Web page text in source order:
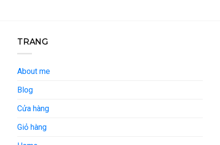
TRANG
About me
Blog
Cửa hàng
Giỏ hàng